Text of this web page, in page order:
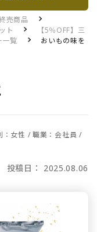
売商品
ト
【5％OFF】三
一覧
おいもの味を
女性 / 職業：会社員 /
投稿日： 2025.08.06